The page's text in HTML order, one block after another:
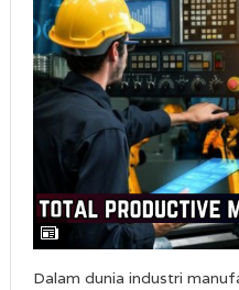
Dalam dunia industri